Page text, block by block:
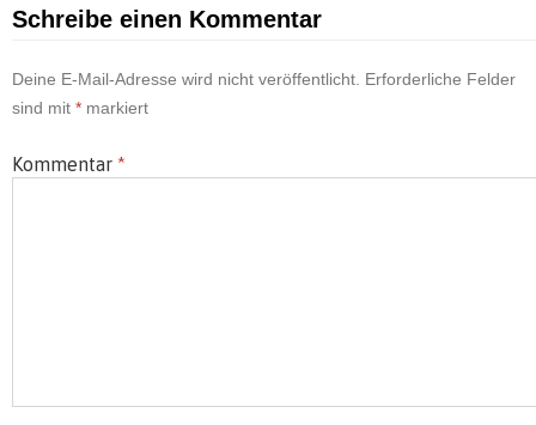
Schreibe einen Kommentar
Deine E-Mail-Adresse wird nicht veröffentlicht. Erforderliche Felder
sind mit * markiert
Kommentar *